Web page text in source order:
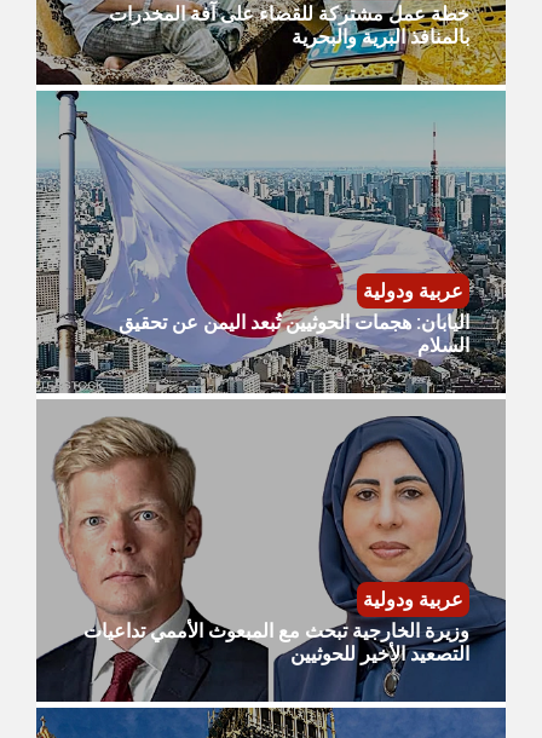
​خطة عمل مشتركة للقضاء على آفة المخدرات
بالمنافذ البرية والبحرية
عربية ودولية
​اليابان: هجمات الحوثيين تُبعد اليمن عن تحقيق
السلام
عربية ودولية
​وزيرة الخارجية تبحث مع المبعوث الأممي تداعيات
التصعيد الأخير للحوثيين